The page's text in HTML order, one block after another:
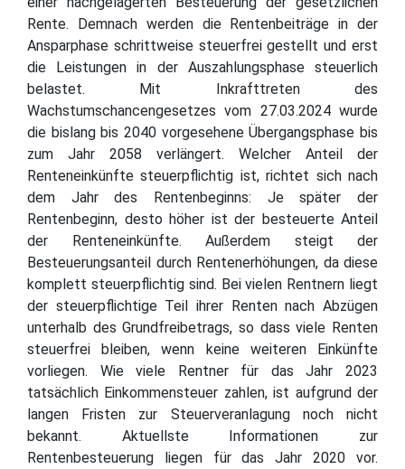
Rente. Demnach werden die Rentenbeiträge in der
Ansparphase schrittweise steuerfrei gestellt und erst
die Leistungen in der Auszahlungsphase steuerlich
belastet. Mit Inkrafttreten des
Wachstumschancengesetzes vom 27.03.2024 wurde
die bislang bis 2040 vorgesehene Übergangsphase bis
zum Jahr 2058 verlängert. Welcher Anteil der
Renteneinkünfte steuerpflichtig ist, richtet sich nach
dem Jahr des Rentenbeginns: Je später der
Rentenbeginn, desto höher ist der besteuerte Anteil
der Renteneinkünfte. Außerdem steigt der
Besteuerungsanteil durch Rentenerhöhungen, da diese
komplett steuerpflichtig sind. Bei vielen Rentnern liegt
der steuerpflichtige Teil ihrer Renten nach Abzügen
unterhalb des Grundfreibetrags, so dass viele Renten
steuerfrei bleiben, wenn keine weiteren Einkünfte
vorliegen. Wie viele Rentner für das Jahr 2023
tatsächlich Einkommensteuer zahlen, ist aufgrund der
langen Fristen zur Steuerveranlagung noch nicht
bekannt. Aktuellste Informationen zur
Rentenbesteuerung liegen für das Jahr 2020 vor.